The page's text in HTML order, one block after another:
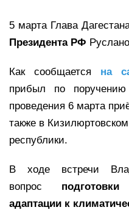
5 марта Глава
Президента РФ
Как сообщается на
прибыл по
проведения 6 марта
также в
республики.
В ходе встречи
вопрос
адаптации к